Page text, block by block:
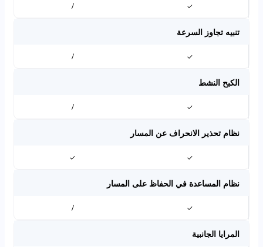
✓
/
تنبيه تجاوز السرعة
✓
/
الكبح النشط
✓
/
نظام تحذير الانحراف عن المسار
✓
✓
نظام المساعدة في الحفاظ على المسار
✓
/
المرايا الجانبية